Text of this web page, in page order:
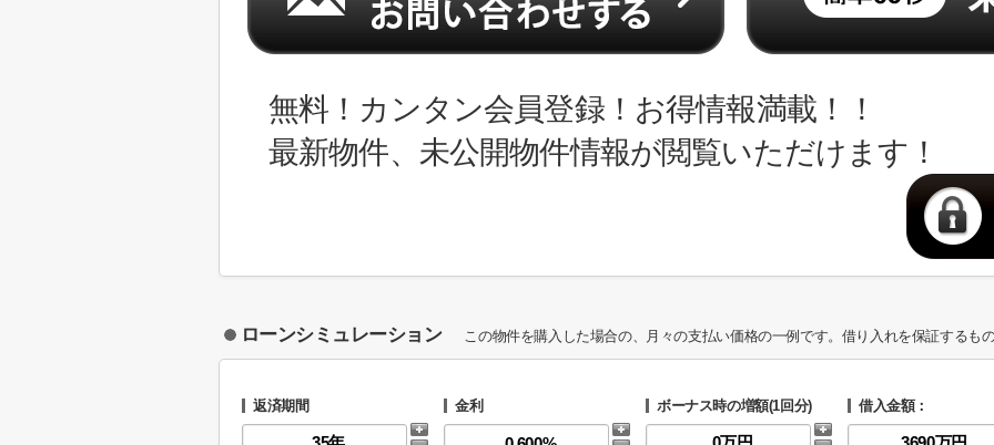
無料！カンタン会員登録！お得情報満載！！
最新物件、未公開物件情報が閲覧いただけます！
ローンシミュレーション この物件を購入した場合の、月々の支払い価格の一例です。借り入れを保証するも
返済期間 金利 ボーナス時の増額(1回分) 借入金額：